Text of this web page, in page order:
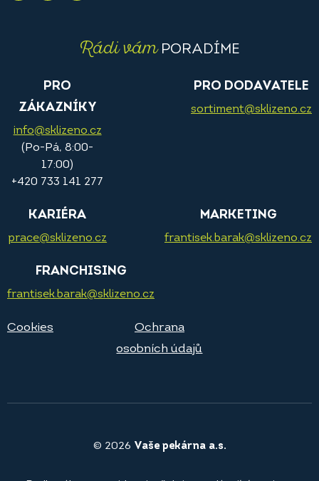
Rádi vámPORADÍME
PRO
ZÁKAZNÍKY
info@sklizeno.cz
(Po-Pá, 8:00-
17:00)
+420 733 141 277
PRO DODAVATELE
sortiment@sklizeno.cz
KARIÉRA
prace@sklizeno.cz
MARKETING
frantisek.barak@sklizeno.cz
FRANCHISING
frantisek.barak@sklizeno.cz
Cookies
Ochrana
osobních údajů
© 2026 Vaše pekárna a.s.